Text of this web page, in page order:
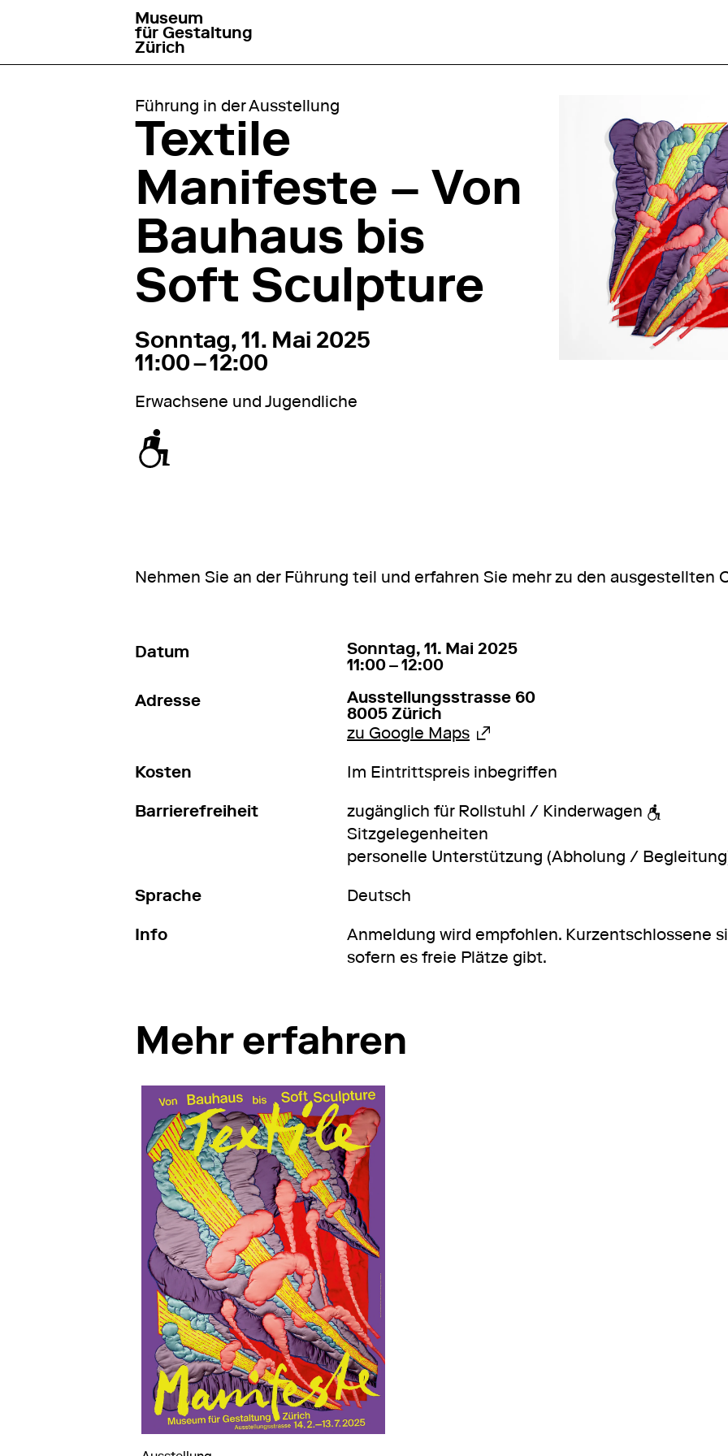
go to homepage
Museum
für Gestaltung
Zürich
Führung in der Ausstellung
Textile
Manifeste – Von
Bauhaus bis
Soft Sculpture
11. Mai 202511:00 – 12:00
Sonntag, 11. Mai 2025
11:00 – 12:00
Erwachsene und Jugendliche
Nehmen Sie an der Führung teil und erfahren Sie mehr zu den ausgestellten
Datum 11. Mai 202511:00 – 12:00
Sonntag, 11. Mai 2025
11:00 – 12:00
Adresse
Ausstellungsstrasse 60
8005 Zürich
zu Google MapsExterner Link
Kosten
Im Eintrittspreis inbegriffen
Barrierefreiheit
zugänglich für Rollstuhl / Kinderwagen
Sitzgelegenheiten
personelle Unterstützung (Abholung /
Sprache
Deutsch
Info
Anmeldung wird empfohlen. Kurzentschlossene
sofern es freie Plätze gibt.
Mehr erfahren